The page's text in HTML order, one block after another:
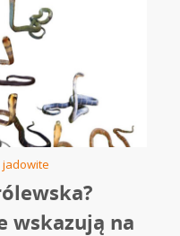
jadowite
wskazują na